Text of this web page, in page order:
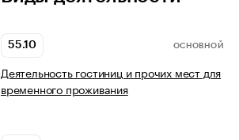
55.10 ОСНОВНОЙ
Деятельность гостиниц и прочих мест для
временного проживания